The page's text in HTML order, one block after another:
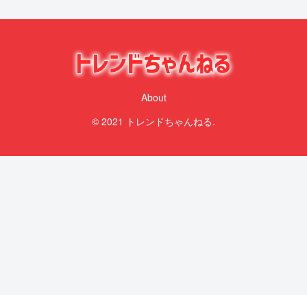
About
© 2021 トレンドちゃんねる.